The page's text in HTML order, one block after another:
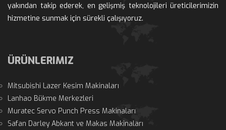
yakından takip ederek, en gelişmiş teknolojileri üreticilerimizin
hizmetine sunmak için sürekli çalışıyoruz.
ÜRÜNLERIMIZ
Mitsubishi Lazer Kesim Makinaları
Lanhao Bükme Merkezleri
Muratec Servo Punch Press Makinaları
Safan Darley Abkant ve Makas Makinaları